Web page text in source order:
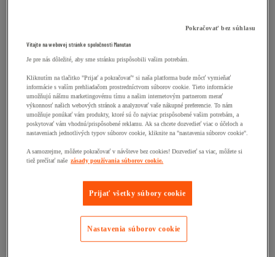
Pokračovať bez súhlasu
Vitajte na webovej stránke spoločnosti Manutan
Je pre nás dôležité, aby sme stránku prispôsobili vašim potrebám.
Kliknutím na tlačitko "Prijať a pokračovať" si naša platforma bude môcť vymieňať
informácie s vaším prehliadačom prostredníctvom súborov cookie. Tieto informácie
umožňujú nášmu marketingovému tímu a našim internetovým partnerom merať
výkonnosť našich webových stránok a analyzovať vaše nákupné preferencie. To nám
umožňuje ponúkať vám produkty, ktoré sú čo najviac prispôsobené vašim potrebám, a
poskytovať vám vhodnú/prispôsobené reklamu. Ak sa chcete dozvedieť viac o účeloch a
nastaveniach jednotlivých typov súborov cookie, kliknite na "nastavenia súborov cookie".
A samozrejme, môžete pokračovať v návšteve bez cookies! Dozvedieť sa viac, môžete si
tiež prečítať naše zásady používania súborov cookie.
Prijať všetky súbory cookie
Nastavenia súborov cookie